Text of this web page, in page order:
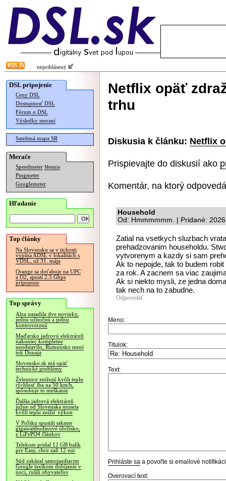
neprihlásený
DSL pripojenie
Ceny DSL
Dostupnosť DSL
Fórum o DSL
Výsledky meraní
Satelitná mapa SR
Merače
Speedmeter Merania
Pingmeter
Googlemeter
Hľadanie
Top články
Na Slovensku sa v tichosti
vypína ADSL v lokalitách s
VDSL, už 31. mája
Orange sa doťahuje na UPC
a O2, spustí 2.5 Gbps
pripojenie
Top správy
Alza nasadila dve novinky,
jednu užitočnú a jednu
kontroverznú
Maďarsko jadrovú elektráreň
nakoniec kompletne
neodstavilo, Rumunsko mení
tok Dunaja
Slovensko.sk má opäť
technické problémy
Železnice znižujú kvôli teplu
rýchlosť iba na 50 km/h,
spôsobuje to meškanie
Ďalšia jadrová elektráreň
južne od Slovenska musela
kvôli teplu znížiť výkon
V Poľsku spustili takmer
gigawatthodinové úložisko,
z LiFePO4 článkov
Telekom pridal 12 GB balík
pre Easy, chce zaň 12 eur
Súd zakázal samojazdiacim
Google taxíkom dobíjanie v
noci, rušili obyvateľov
Netflix opäť
trhu
Diskusia k článku: Netflix
Prispievajte do diskusií ako
Komentár, na ktorý
Household
Od: Hmmmmmm. | Pridané:
Zatial na vsetkych sluzbach
prehadzovanim householdu.
vytvorenym a kazdy si sam
Ak to nepojde, tak to budem
za rok. A zacnem sa viac
Ak si niekto mysli, ze jedna
tak nech na to zabudne.
Odpovedať
Meno:
Titulok:
Text:
Prihláste sa a povoľte si emailové
Overovací text: